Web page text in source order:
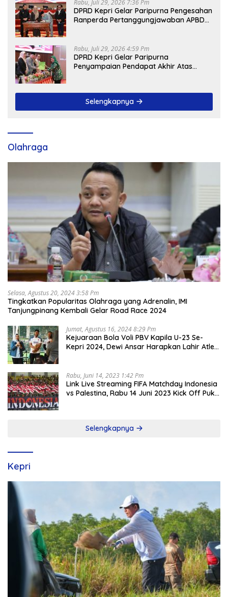
Rabu, Juli 29, 2026 7:36 Pm
DPRD Kepri Gelar Paripurna Pengesahan
Ranperda Pertanggungjawaban APBD
Rabu, Juli 29, 2026 4:59 Pm
DPRD Kepri Gelar Paripurna
Penyampaian Pendapat Akhir Atas
Selengkapnya
Olahraga
Selasa, Agustus 20, 2024 3:58 Pm
Tingkatkan Popularitas Olahraga yang Adrenalin, IMI
Tanjungpinang Kembali Gelar Road Race 2024
Jumat, Agustus 16, 2024 8:29 Pm
Kejuaraan Bola Voli PBV Kapila U-23 Se-
Kepri 2024, Dewi Ansar Harapkan Lahir Atlet
Rabu, Juni 14, 2023 1:42 Pm
Link Live Streaming FIFA Matchday Indonesia
vs Palestina, Rabu 14 Juni 2023 Kick Off Pukul
Selengkapnya
Kepri